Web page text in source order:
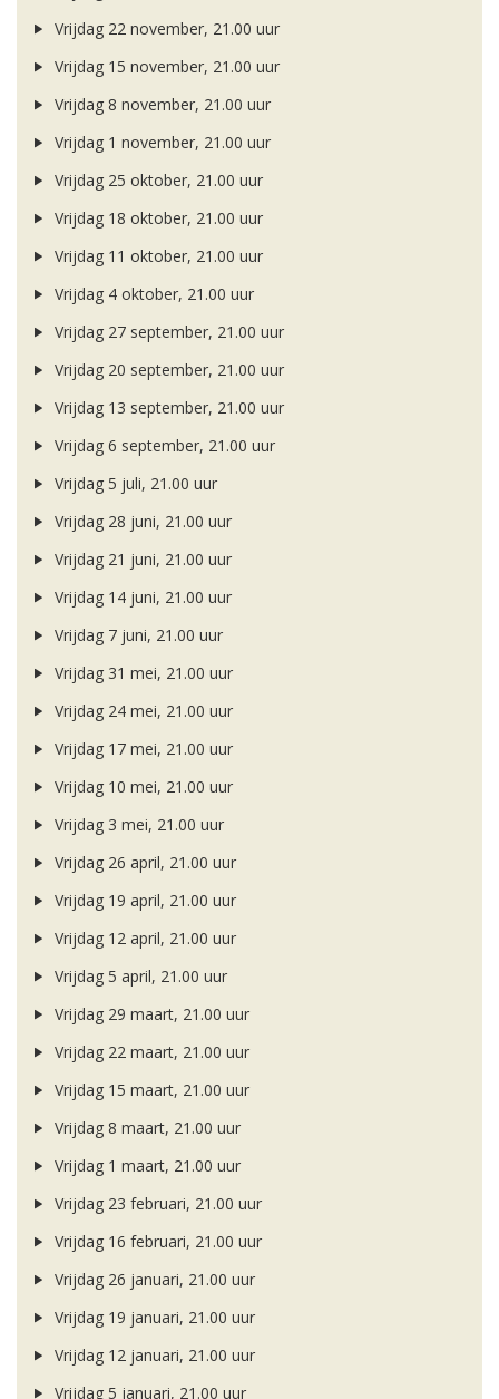
Vrijdag 22 november, 21.00 uur
Vrijdag 15 november, 21.00 uur
Vrijdag 8 november, 21.00 uur
Vrijdag 1 november, 21.00 uur
Vrijdag 25 oktober, 21.00 uur
Vrijdag 18 oktober, 21.00 uur
Vrijdag 11 oktober, 21.00 uur
Vrijdag 4 oktober, 21.00 uur
Vrijdag 27 september, 21.00 uur
Vrijdag 20 september, 21.00 uur
Vrijdag 13 september, 21.00 uur
Vrijdag 6 september, 21.00 uur
Vrijdag 5 juli, 21.00 uur
Vrijdag 28 juni, 21.00 uur
Vrijdag 21 juni, 21.00 uur
Vrijdag 14 juni, 21.00 uur
Vrijdag 7 juni, 21.00 uur
Vrijdag 31 mei, 21.00 uur
Vrijdag 24 mei, 21.00 uur
Vrijdag 17 mei, 21.00 uur
Vrijdag 10 mei, 21.00 uur
Vrijdag 3 mei, 21.00 uur
Vrijdag 26 april, 21.00 uur
Vrijdag 19 april, 21.00 uur
Vrijdag 12 april, 21.00 uur
Vrijdag 5 april, 21.00 uur
Vrijdag 29 maart, 21.00 uur
Vrijdag 22 maart, 21.00 uur
Vrijdag 15 maart, 21.00 uur
Vrijdag 8 maart, 21.00 uur
Vrijdag 1 maart, 21.00 uur
Vrijdag 23 februari, 21.00 uur
Vrijdag 16 februari, 21.00 uur
Vrijdag 26 januari, 21.00 uur
Vrijdag 19 januari, 21.00 uur
Vrijdag 12 januari, 21.00 uur
Vrijdag 5 januari, 21.00 uur